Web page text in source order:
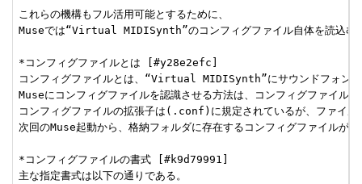
これらの機構もフル活用可能とするために、
Museでは“Virtual MIDISynth”のコンフィグファイル自体を読込む
*コンフィグファイルとは [#y28e2efc]
コンフィグファイルとは、“Virtual MIDISynth”にサウンドフォント
Museにコンフィグファイルを認識させる方法は、コンフィグファイル
コンフィグファイルの拡張子は(.conf)に規定されているが、ファイル
次回のMuse起動から、格納フォルダに存在するコンフィグファイルが
*コンフィグファイルの書式 [#k9d79991]
主な指定書式は以下の通りである。